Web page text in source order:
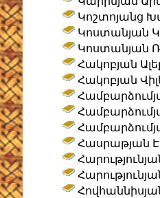
Կոշտոյանց
Կոստանյան
Կոստանյան
Հակոբյան
Հակոբյան
Հասրաթյան